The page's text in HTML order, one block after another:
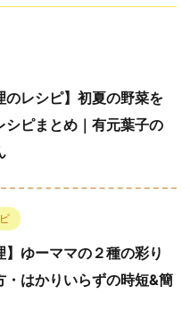
のレシピ】初夏の野菜を
シピまとめ｜有元葉子の
】ゆーママの２種の彩り
・はかりいらずの時短&簡